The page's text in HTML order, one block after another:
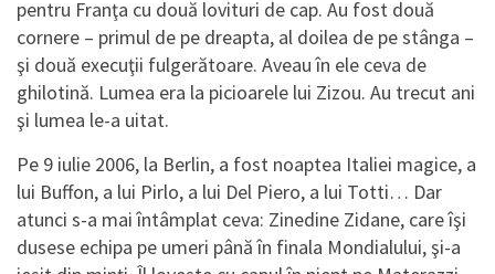
pentru Franţa cu două lovituri de cap. Au fost două
cornere – primul de pe dreapta, al doilea de pe stânga –
şi două execuţii fulgerătoare. Aveau în ele ceva de
ghilotină. Lumea era la picioarele lui Zizou. Au trecut ani
şi lumea le-a uitat.
Pe 9 iulie 2006, la Berlin, a fost noaptea Italiei magice, a
lui Buffon, a lui Pirlo, a lui Del Piero, a lui Totti… Dar
atunci s-a mai întâmplat ceva: Zinedine Zidane, care îşi
dusese echipa pe umeri până în finala Mondialului, şi-a